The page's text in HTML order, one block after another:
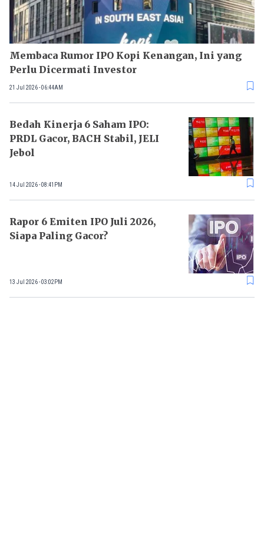
Membaca Rumor IPO Kopi Kenangan, Ini yang
Perlu Dicermati Investor
21 Jul 2026 - 06:44AM
Bedah Kinerja 6 Saham IPO:
PRDL Gacor, BACH Stabil, JELI
Jebol
14 Jul 2026 - 08:41PM
Rapor 6 Emiten IPO Juli 2026,
Siapa Paling Gacor?
13 Jul 2026 - 03:02PM